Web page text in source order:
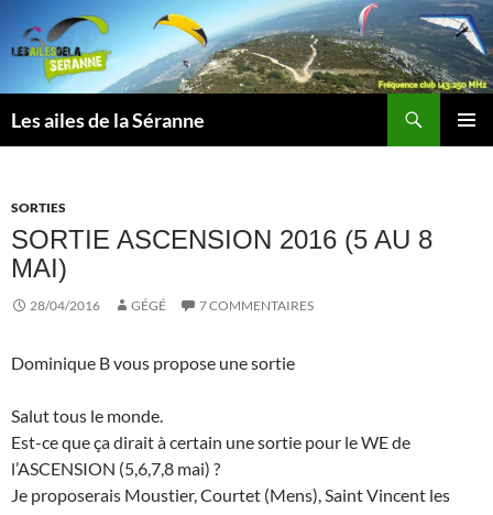
contenu
Les ailes de la Séranne
SORTIES
SORTIE ASCENSION 2016 (5 AU 8
MAI)
28/04/2016 GÉGÉ 7 COMMENTAIRES
Dominique B vous propose une sortie
Salut tous le monde.
Est-ce que ça dirait à certain une sortie pour le WE de
l’ASCENSION (5,6,7,8 mai) ?
Je proposerais Moustier, Courtet (Mens), Saint Vincent les